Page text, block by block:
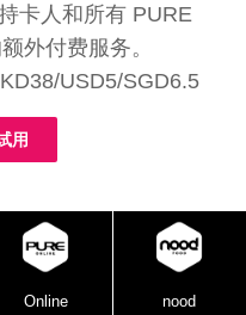
卡人和所有 PURE
外付费服务。
USD5/SGD6.5
用
Online nood